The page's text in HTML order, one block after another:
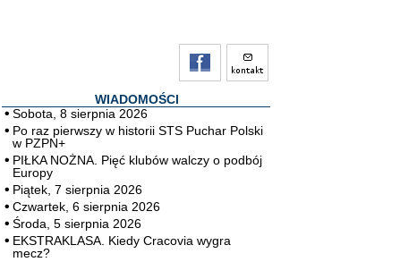
WIADOMOŚCI
Sobota, 8 sierpnia 2026
Po raz pierwszy w historii STS Puchar Polski
w PZPN+
PIŁKA NOŻNA. Pięć klubów walczy o podbój
Europy
Piątek, 7 sierpnia 2026
Czwartek, 6 sierpnia 2026
Środa, 5 sierpnia 2026
EKSTRAKLASA. Kiedy Cracovia wygra
mecz?